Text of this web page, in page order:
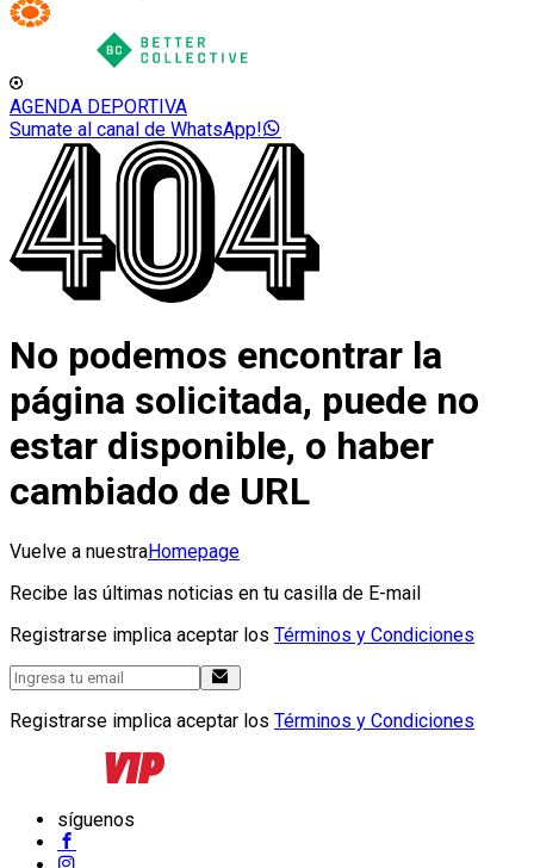
AGENDA DEPORTIVA
Sumate al canal de WhatsApp!
No podemos encontrar la
página solicitada, puede no
estar disponible, o haber
cambiado de URL
Vuelve a nuestraHomepage
Recibe las últimas noticias en tu casilla de E-mail
Registrarse implica aceptar los Términos y Condiciones
Registrarse implica aceptar los Términos y Condiciones
síguenos